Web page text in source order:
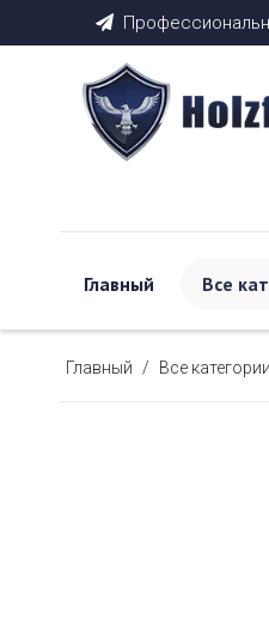

Главный Все
Главный / Все категории